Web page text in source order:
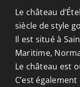
Le château
siècle de style
Il est situé à
Maritime,
Le château est
C’est